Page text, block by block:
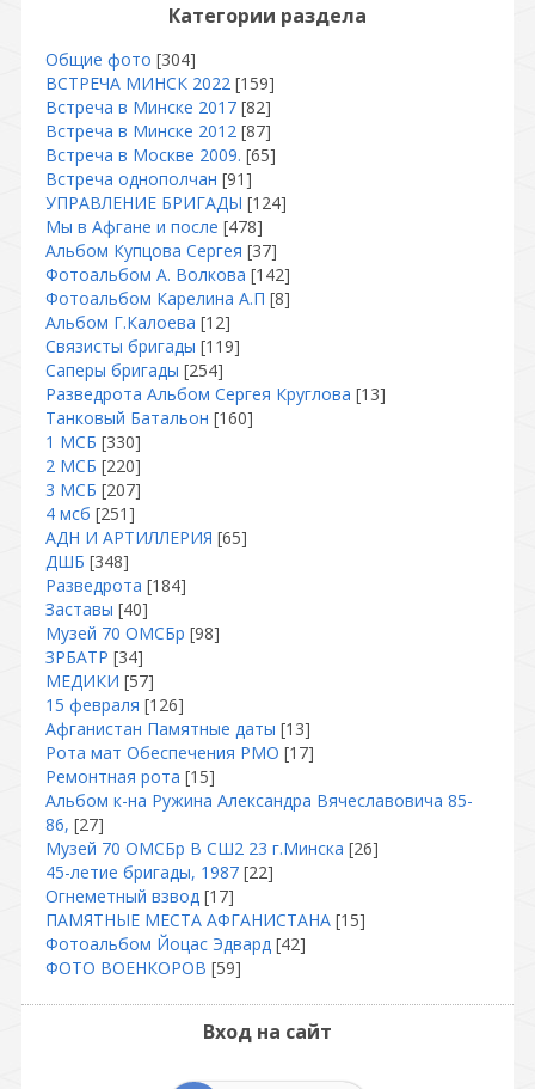
Категории раздела
Общие фото [304]
ВСТРЕЧА МИНСК 2022 [159]
Встреча в Минске 2017 [82]
Встреча в Минске 2012 [87]
Встреча в Москве 2009. [65]
Встреча однополчан [91]
УПРАВЛЕНИЕ БРИГАДЫ [124]
Мы в Афгане и после [478]
Альбом Купцова Сергея [37]
Фотоальбом А. Волкова [142]
Фотоальбом Карелина А.П [8]
Альбом Г.Калоева [12]
Связисты бригады [119]
Саперы бригады [254]
Разведрота Альбом Сергея Круглова [13]
Танковый Батальон [160]
1 МСБ [330]
2 МСБ [220]
3 МСБ [207]
4 мсб [251]
АДН И АРТИЛЛЕРИЯ [65]
ДШБ [348]
Разведрота [184]
Заставы [40]
Музей 70 ОМСБр [98]
ЗРБАТР [34]
МЕДИКИ [57]
15 февраля [126]
Афганистан Памятные даты [13]
Рота мат Обеспечения РМО [17]
Ремонтная рота [15]
Альбом к-на Ружина Александра Вячеславовича 85-
86, [27]
Музей 70 ОМСБр В СШ2 23 г.Минска [26]
45-летие бригады, 1987 [22]
Огнеметный взвод [17]
ПАМЯТНЫЕ МЕСТА АФГАНИСТАНА [15]
Фотоальбом Йоцас Эдвард [42]
ФОТО ВОЕНКОРОВ [59]
Вход на сайт